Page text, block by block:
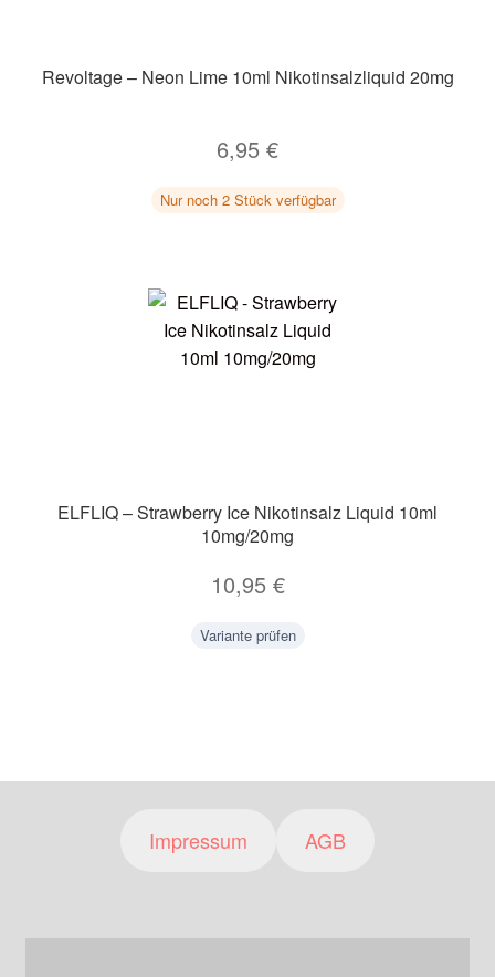
Revoltage – Neon Lime 10ml Nikotinsalzliquid 20mg
6,95 €
Nur noch 2 Stück verfügbar
ELFLIQ – Strawberry Ice Nikotinsalz Liquid 10ml
10mg/20mg
10,95 €
Variante prüfen
Impressum AGB